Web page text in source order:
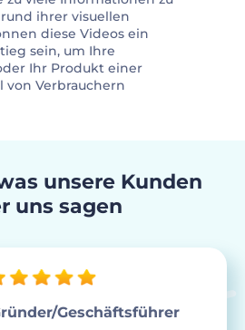
ihrer visuellen
diese Videos ein
sein, um Ihre
Ihr Produkt einer
von Verbrauchern
unsere Kunden
uns sagen
Geschäftsführer